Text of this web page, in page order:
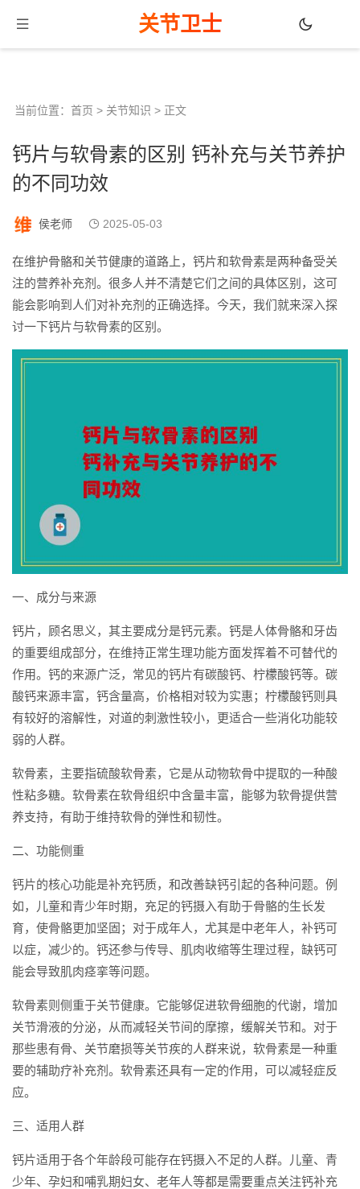
关节卫士
当前位置： 首页 > 关节知识 > 正文
钙片与软骨素的区别 钙补充与关节养护
的不同功效
侯老师 2025-05-03
在维护骨骼和关节健康的道路上，钙片和软骨素是两种备受关
注的营养补充剂。很多人并不清楚它们之间的具体区别，这可
能会影响到人们对补充剂的正确选择。今天，我们就来深入探
讨一下钙片与软骨素的区别。
一、成分与来源
钙片，顾名思义，其主要成分是钙元素。钙是人体骨骼和牙齿
的重要组成部分，在维持正常生理功能方面发挥着不可替代的
作用。钙的来源广泛，常见的钙片有碳酸钙、柠檬酸钙等。碳
酸钙来源丰富，钙含量高，价格相对较为实惠；柠檬酸钙则具
有较好的溶解性，对道的刺激性较小，更适合一些消化功能较
弱的人群。
软骨素，主要指硫酸软骨素，它是从动物软骨中提取的一种酸
性粘多糖。软骨素在软骨组织中含量丰富，能够为软骨提供营
养支持，有助于维持软骨的弹性和韧性。
二、功能侧重
钙片的核心功能是补充钙质，和改善缺钙引起的各种问题。例
如，儿童和青少年时期，充足的钙摄入有助于骨骼的生长发
育，使骨骼更加坚固；对于成年人，尤其是中老年人，补钙可
以症，减少的。钙还参与传导、肌肉收缩等生理过程，缺钙可
能会导致肌肉痉挛等问题。
软骨素则侧重于关节健康。它能够促进软骨细胞的代谢，增加
关节滑液的分泌，从而减轻关节间的摩擦，缓解关节和。对于
那些患有骨、关节磨损等关节疾的人群来说，软骨素是一种重
要的辅助疗补充剂。软骨素还具有一定的作用，可以减轻症反
应。
三、适用人群
钙片适用于各个年龄段可能存在钙摄入不足的人群。儿童、青
少年、孕妇和哺乳期妇女、老年人等都是需要重点关注钙补充